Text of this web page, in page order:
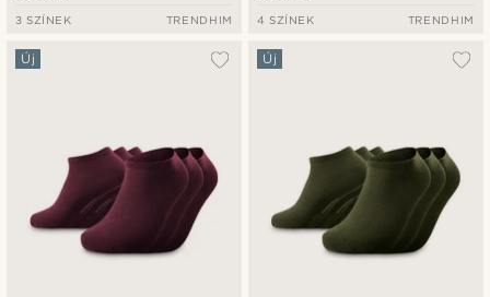
3 SZÍNEK TRENDHIM 4 SZÍNEK TRENDHIM
Új Új